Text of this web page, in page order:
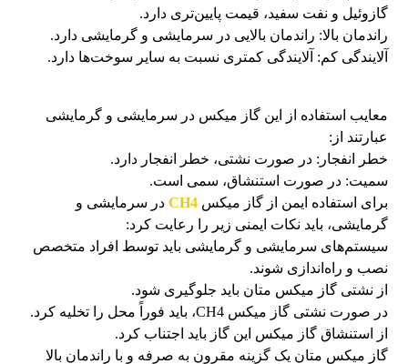
گازوئیل و نفت سفید، قیمت پایین‌تری دارد.
راندمان بالا: راندمان بالایی در سرمایشی و گرمایشی دارد.
آلایندگی کم: آلایندگی کمتری نسبت به سایر سوخت‌ها دارد.
معایب استفاده از این گاز میکس در سرمایشی و گرمایشی
عبارتند از:
خطر انفجار: در صورت نشتی، خطر انفجار دارد.
سمیت: در صورت استنشاق، سمی است.
برای استفاده ایمن از گاز میکس CH4
در سرمایشی و
گرمایشی، باید نکات ایمنی زیر را رعایت کرد:
سیستم‌های سرمایشی و گرمایشی باید توسط افراد متخصص
نصب و راه‌اندازی شوند.
از نشتی گاز میکس متان باید جلوگیری شود.
در صورت نشتی گاز میکس CH4، باید فوراً محل را تخلیه کرد.
از استنشاق گاز میکس این گاز باید اجتناب کرد.
گاز میکس متان یک گزینه مقرون به صرفه و با راندمان بالا